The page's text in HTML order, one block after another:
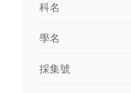
科名
學名
採集號